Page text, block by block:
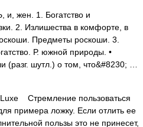
жен. 1. Богатство и
2. Излишества в комфорте, в
Предметы роскоши. 3.
Р. южной природы. •
(разг. шутл.) о том, что&#8230; …
Стремление пользоваться
примера ложку. Если отлить ее
пользы это не принесет,